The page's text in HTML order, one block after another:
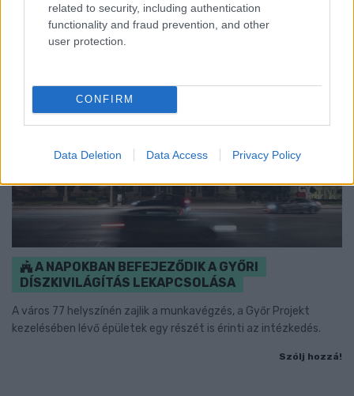
related to security, including authentication
functionality and fraud prevention, and other
user protection.
CONFIRM
Data Deletion Data Access Privacy Policy
A NAPOKBAN BEFEJEZŐDIK A GYŐRI
DÍSZKIVILÁGÍTÁS LEKAPCSOLÁSA
A város 77 helyszínén zajlik a munkavégzés, a Győr Projekt
kezelésében lévő épületek egy részét is érinti az intézkedés.
Szólj hozzá!